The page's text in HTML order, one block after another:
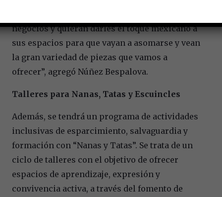
negocios y quieran darles el toque mexicano a
sus espacios para que vayan a asomarse y vean
la gran variedad de piezas que vamos a
ofrecer”, agregó Núñez Bespalova.
Talleres para Nanas, Tatas y Escuincles
Además, se tendrá un programa de actividades
inclusivas de esparcimiento, salvaguardia y
formación con “Nanas y Tatas”. Se trata de un
ciclo de talleres con el objetivo de ofrecer
espacios de aprendizaje, expresión y
convivencia activa, a través del fomento de